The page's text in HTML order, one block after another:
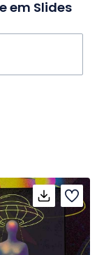
em Slides